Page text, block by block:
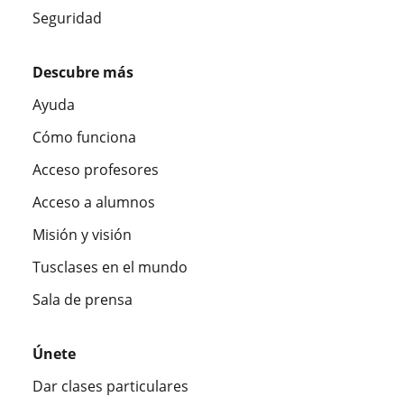
Seguridad
Descubre más
Ayuda
Cómo funciona
Acceso profesores
Acceso a alumnos
Misión y visión
Tusclases en el mundo
Sala de prensa
Únete
Dar clases particulares